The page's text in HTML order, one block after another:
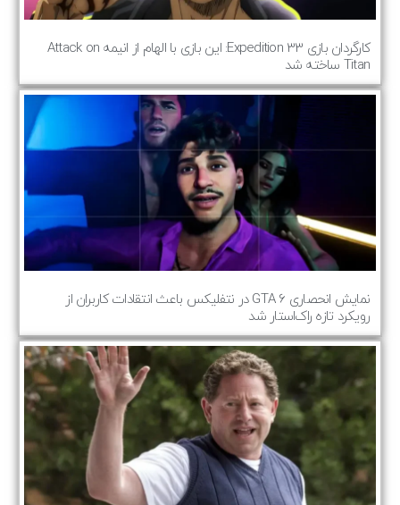
کارگردان بازی Expedition 33: این بازی با الهام از انیمه Attack on
Titan ساخته شد
نمایش انحصاری GTA 6 در نتفلیکس باعث انتقادات کاربران از
رویکرد تازه راک‌استار شد